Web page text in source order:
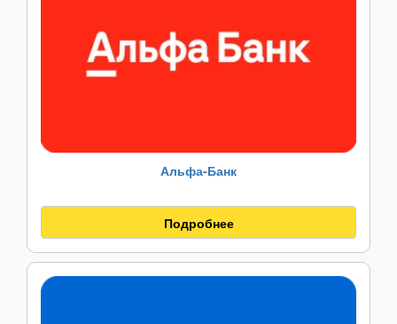
Альфа-Банк
Подробнее